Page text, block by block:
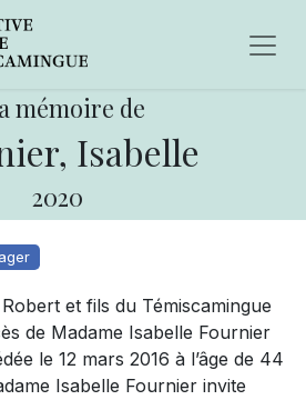
mémoire de
Isabelle
2020
et fils du Témiscamingue
de Madame Isabelle Fournier
le 12 mars 2016 à l’âge de 44
Isabelle Fournier invite